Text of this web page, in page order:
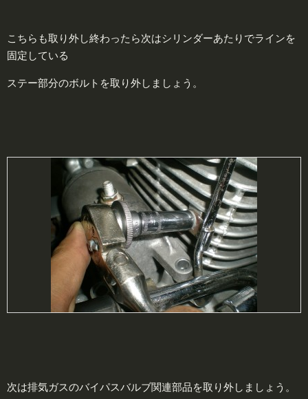
こちらも取り外し終わったら次はシリンダーあたりでラインを
固定している
ステー部分のボルトを取り外しましょう。
次は排気ガスのバイパスバルブ関連部品を取り外しましょう。